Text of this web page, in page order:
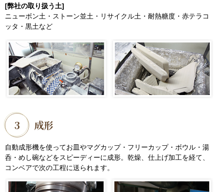
[弊社の取り扱う土]
ニューボン土・ストーン並土・リサイクル土・耐熱糖度・赤テラコ
ッタ・黒土など
自動成形機を使ってお皿やマグカップ・フリーカップ・ボウル・湯
呑・めし碗などをスピーディーに成形。乾燥、仕上げ加工を経て、
コンベアで次の工程に送られます。
3 成形